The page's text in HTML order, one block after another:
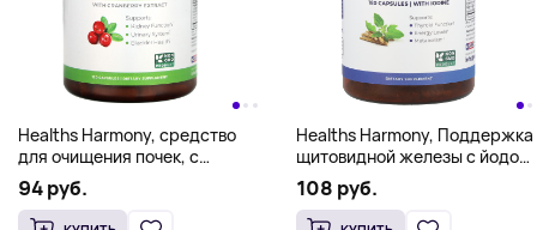
Healths Harmony, средство
для очищения почек, с
экстрактом клюквы, 120
капсул
94 руб.
Healths Harmony, Поддержка
щитовидной железы с йодом,
180 капсул
108 руб.